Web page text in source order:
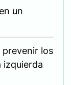
un
prevenir los
izquierda